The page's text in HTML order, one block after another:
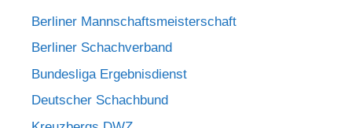
Berliner Mannschaftsmeisterschaft
Berliner Schachverband
Bundesliga Ergebnisdienst
Deutscher Schachbund